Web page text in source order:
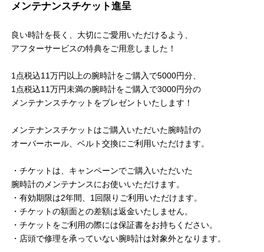
メンテナンスチケット進呈
良い時計を長く、大切にご愛用いただけるよう、
アフターサービスの特典をご用意しました！
1点税込11万円以上の腕時計をご購入で5000円分、
1点税込11万円未満の腕時計をご購入で3000円分の
メンテナンスチケットをプレゼントいたします！
メンテナンスチケットはご購入いただいた腕時計の
オーバーホール、ベルト交換にご利用いただけます。
・チケットは、キャンペーンでご購入いただいた
腕時計のメンテナンスにお使いいただけます。
・有効期限は2年間、1回限りご利用いただけます。
・チケットの額面との差額は返金いたしません。
・チケットをご利用の際には保証書をお持ちください。
・店頭で修理を承っていない腕時計は対象外となります。